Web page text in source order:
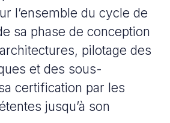
l’ensemble du cycle de
sa phase de conception
pilotage des
et des sous-
certification par les
jusqu’à son